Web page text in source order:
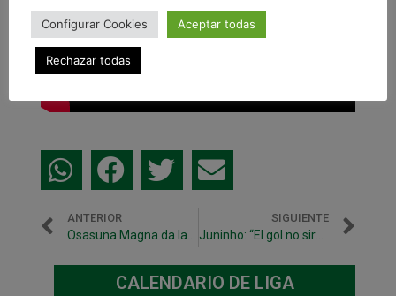
ANTERIOR SIGUIENTE
Juninho: “El gol no sirve de mucho si luego los tres puntos no se quedan en casa”
CALENDARIO DE LIGA
Configurar Cookies Aceptar todas
Rechazar todas